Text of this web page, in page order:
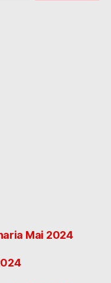
Mai 2024